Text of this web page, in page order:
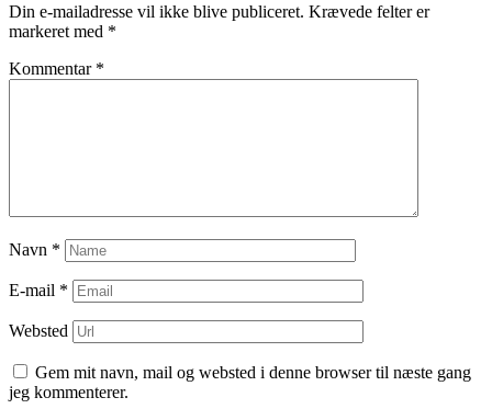
Din e-mailadresse vil ikke blive publiceret. Krævede felter er
markeret med *
Kommentar *
Navn *
E-mail *
Websted
Gem mit navn, mail og websted i denne browser til næste gang
jeg kommenterer.